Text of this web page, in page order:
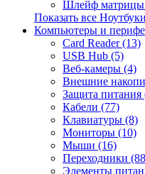
Шлейф матрицы
Показать все
Компьютеры и
Card Reader (13)
USB Hub (5)
Веб-камеры (4)
Внешние
Защита питания
Кабели (77)
Клавиатуры (8)
Мониторы (10)
Мыши (16)
Переходники
Элементы